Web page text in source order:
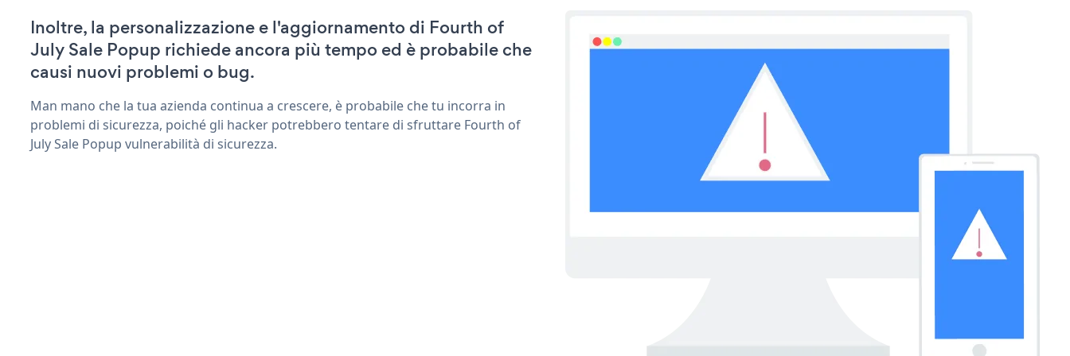
Inoltre, la personalizzazione e l'aggiornamento di Fourth of
July Sale Popup richiede ancora più tempo ed è probabile che
causi nuovi problemi o bug.
Man mano che la tua azienda continua a crescere, è probabile che tu incorra in
problemi di sicurezza, poiché gli hacker potrebbero tentare di sfruttare Fourth of
July Sale Popup vulnerabilità di sicurezza.